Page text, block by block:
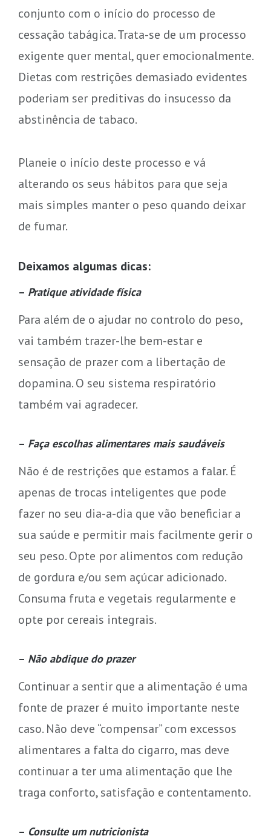
conjunto com o início do processo de
cessação tabágica. Trata-se de um processo
exigente quer mental, quer emocionalmente.
Dietas com restrições demasiado evidentes
poderiam ser preditivas do insucesso da
abstinência de tabaco.
Planeie o início deste processo e vá
alterando os seus hábitos para que seja
mais simples manter o peso quando deixar
de fumar.
Deixamos algumas dicas:
– Pratique atividade física
Para além de o ajudar no controlo do peso,
vai também trazer-lhe bem-estar e
sensação de prazer com a libertação de
dopamina. O seu sistema respiratório
também vai agradecer.
– Faça escolhas alimentares mais saudáveis
Não é de restrições que estamos a falar. É
apenas de trocas inteligentes que pode
fazer no seu dia-a-dia que vão beneficiar a
sua saúde e permitir mais facilmente gerir o
seu peso. Opte por alimentos com redução
de gordura e/ou sem açúcar adicionado.
Consuma fruta e vegetais regularmente e
opte por cereais integrais.
– Não abdique do prazer
Continuar a sentir que a alimentação é uma
fonte de prazer é muito importante neste
caso. Não deve “compensar” com excessos
alimentares a falta do cigarro, mas deve
continuar a ter uma alimentação que lhe
traga conforto, satisfação e contentamento.
– Consulte um nutricionista